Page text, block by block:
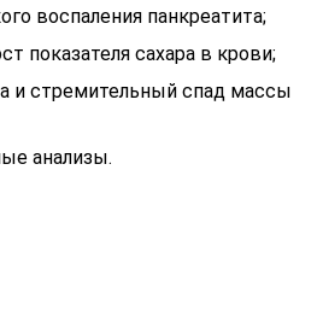
воспаления панкреатита;
показателя сахара в крови;
и стремительный спад массы
анализы.